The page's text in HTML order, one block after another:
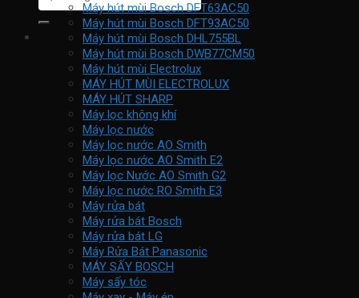
Máy hút mùi Bosch DFT63AC50
Máy hút mùi Bosch DFT93AC50
Máy hút mùi Bosch DHL755BL
Máy hút mùi Bosch DWB77CM50
Máy hút mùi Electrolux
MÁY HÚT MÙI ELECTROLUX
MÁY HÚT SHARP
Máy lọc không khí
Máy lọc nước
Máy lọc nước AO Smith
Máy lọc nước AO Smith E2
Máy lọc Nước AO Smith G2
Máy lọc nước RO Smith E3
Máy rửa bát
Máy rửa bát Bosch
Máy rửa bát LG
Máy Rửa Bát Panasonic
MÁY SẤY BOSCH
Máy sấy tóc